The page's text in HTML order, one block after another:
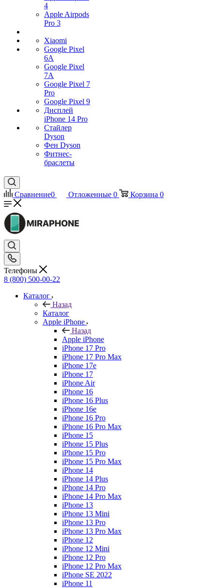
4
Apple Airpods
Pro 3
Xiaomi
Google Pixel
6A
Google Pixel
7А
Google Pixel 7
Pro
Google Pixel 9
Дисплей
iPhone 14 Pro
Стайлер
Dyson
Фен Dyson
Фитнес-
браслеты
Сравнение0 Отложенные 0 Корзина 0
Телефоны
8 (800) 500-00-22
Каталог
Назад
Каталог
Apple iPhone
Назад
Apple iPhone
iPhone 17 Pro
iPhone 17 Pro Max
iPhone 17e
iPhone 17
iPhone Air
iPhone 16
iPhone 16 Plus
iPhone 16e
iPhone 16 Pro
iPhone 16 Pro Max
iPhone 15
iPhone 15 Plus
iPhone 15 Pro
iPhone 15 Pro Max
iPhone 14
iPhone 14 Plus
iPhone 14 Pro
iPhone 14 Pro Max
iPhone 13
iPhone 13 Mini
iPhone 13 Pro
iPhone 13 Pro Max
iPhone 12
iPhone 12 Mini
iPhone 12 Pro
iPhone 12 Pro Max
iPhone SE 2022
iPhone 11